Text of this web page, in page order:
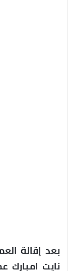
بعد إقالة
نايت امبارك